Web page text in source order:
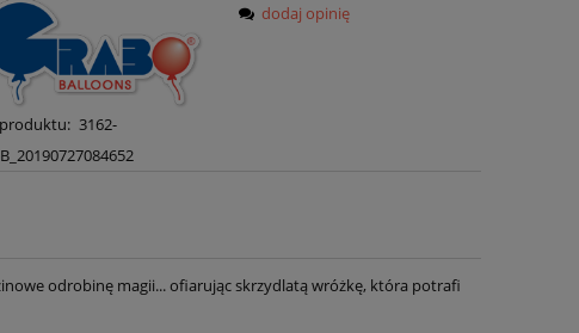
3162-
dodaj opinię
odrobinę magii... ofiarując skrzydlatą wróżkę, która potrafi